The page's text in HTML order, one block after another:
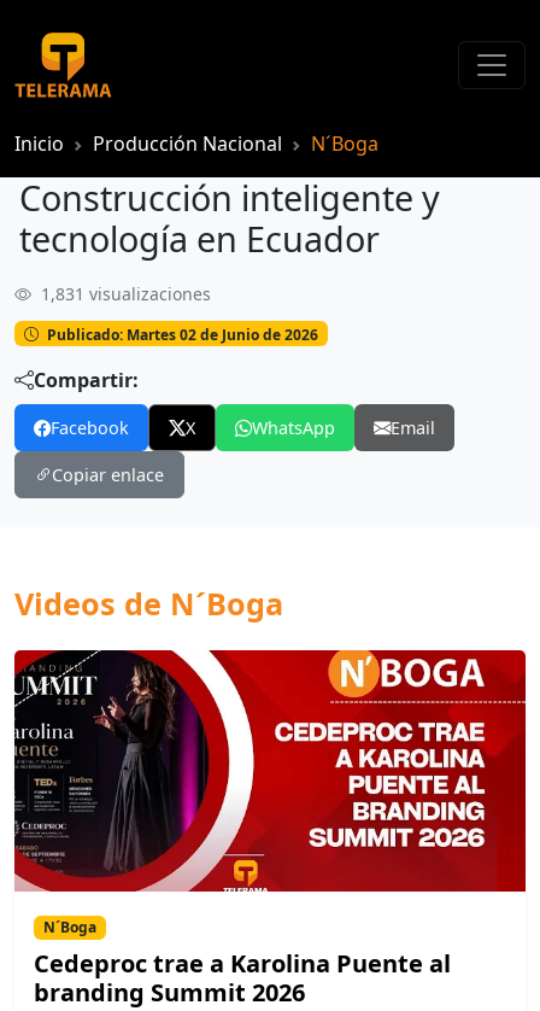
Inicio Producción Nacional N´Boga
Construcción inteligente y
tecnología en Ecuador
1,831 visualizaciones
Publicado: Martes 02 de Junio de 2026
Compartir:
Facebook X WhatsApp Email
Copiar enlace
Videos de N´Boga
N´Boga
Cedeproc trae a Karolina Puente al
branding Summit 2026